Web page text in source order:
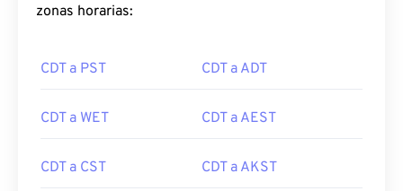
zonas horarias:
CDT a PST CDT a ADT
CDT a WET CDT a AEST
CDT a CST CDT a AKST